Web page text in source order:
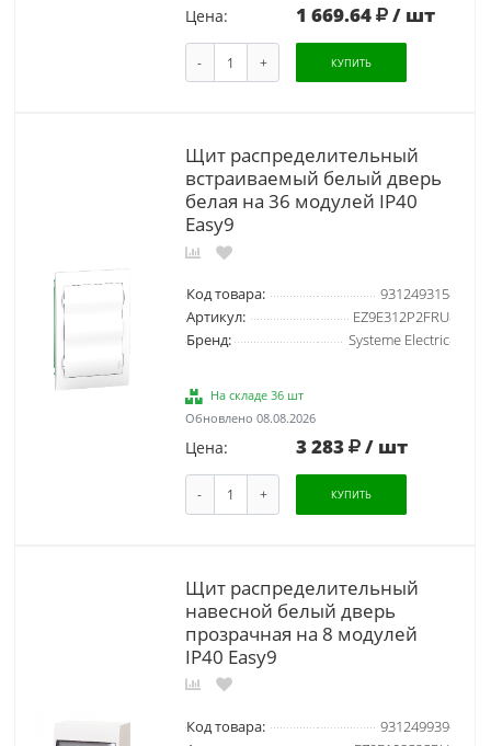
Цена: 1 669.64 / шт
- + КУПИТЬ
Щит распределительный
встраиваемый белый дверь
белая на 36 модулей IP40
Easy9
Код товара:
931249315
Артикул:
EZ9E312P2FRU
Бренд:
Systeme Electric
На складе 36 шт
Обновлено 08.08.2026
Цена: 3 283 / шт
- + КУПИТЬ
Щит распределительный
навесной белый дверь
прозрачная на 8 модулей
IP40 Easy9
Код товара:
931249939